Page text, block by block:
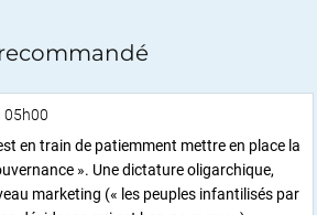
05h00
en train de patiemment mettre en place la
». Une dictature oligarchique,
marketing (« les peuples infantilisés par